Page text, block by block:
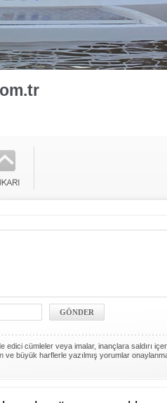
edici cümleler veya imalar, inançlara saldırı
ve büyük harflerle yazılmış yorumlar